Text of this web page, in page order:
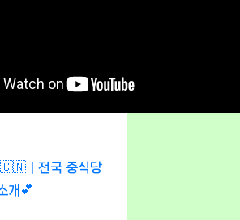
🇨🇳ㅣ전국 중식당
개💕